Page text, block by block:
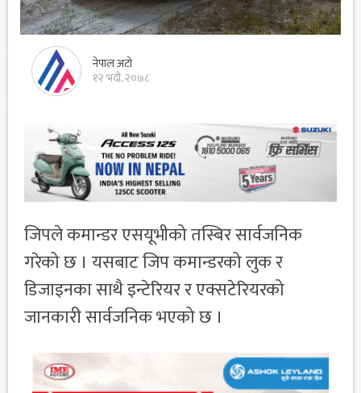
नेपाल अटो
१२ भदौ, २०७८
जिपले कमान्डर एसयूभीको तस्बिर सार्वजनिक
गरेको छ । यसबाट जिप कमान्डरको लुक र
डिजाइनका साथै इन्टेरियर र एक्सटेरियरको
जानकारी सार्वजनिक भएको छ ।